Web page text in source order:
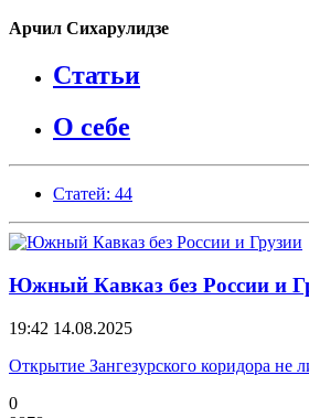
Арчил Сихарулидзе
Статьи
О себе
Статей: 44
Южный Кавказ без России и
19:42 14.08.2025
Открытие Зангезурского коридора не
0